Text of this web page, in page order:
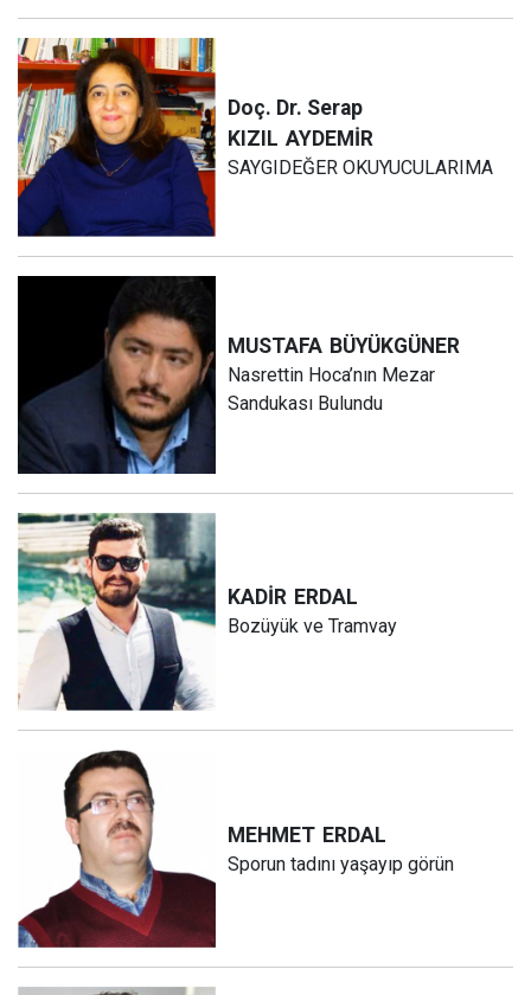
Doç. Dr. Serap
KIZIL AYDEMİR
SAYGIDEĞER OKUYUCULARIMA
MUSTAFA BÜYÜKGÜNER
Nasrettin Hoca’nın Mezar
Sandukası Bulundu
KADİR ERDAL
Bozüyük ve Tramvay
MEHMET ERDAL
Sporun tadını yaşayıp görün